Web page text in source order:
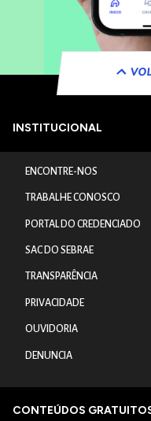
INSTITUCIONAL
ENCONTRE-NOS
TRABALHE CONOSCO
PORTAL DO CREDENCIADO
SAC DO SEBRAE
TRANSPARÊNCIA
PRIVACIDADE
OUVIDORIA
DENUNCIA
CONTEÚDOS